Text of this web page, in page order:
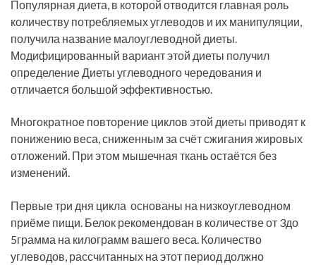
Популярная диета, в которой отводится главная роль
количеству потребляемых углеводов и их манипуляции,
получила название малоуглеводной диеты.
Модифицированный вариант этой диеты получил
определение Диеты углеводного чередования и
отличается большой эффективностью.
Многократное повторение циклов этой диеты приводят к
понижению веса, сниженным за счёт сжигания жировых
отложений. При этом мышечная ткань остаётся без
изменений.
Первые три дня цикла основаны на низкоуглеводном
приёме пищи. Белок рекомендован в количестве от 3до
5грамма на килограмм вашего веса. Количество
углеводов, рассчитанных на этот период должно